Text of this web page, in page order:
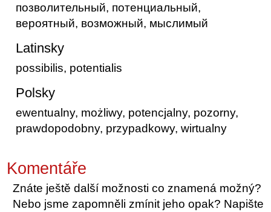
позволительный, потенциальный,
вероятный, возможный, мыслимый
Latinsky
possibilis, potentialis
Polsky
ewentualny, możliwy, potencjalny, pozorny,
prawdopodobny, przypadkowy, wirtualny
Komentáře
Znáte ještě další možnosti co znamená možný?
Nebo jsme zapomněli zmínit jeho opak? Napište